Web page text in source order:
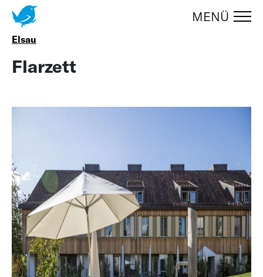
MENÜ
Zum Menüumschalter springen
Elsau
Flarzett